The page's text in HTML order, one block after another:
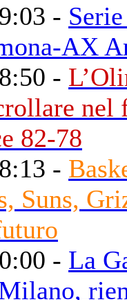
-
AX
-
nel
82-78
-
Suns,
- La